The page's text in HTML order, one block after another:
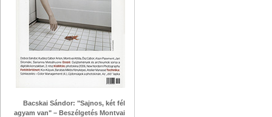
Bacskai Sándor: "Sajnos, két fél
agyam van" – Beszélgetés Montvai